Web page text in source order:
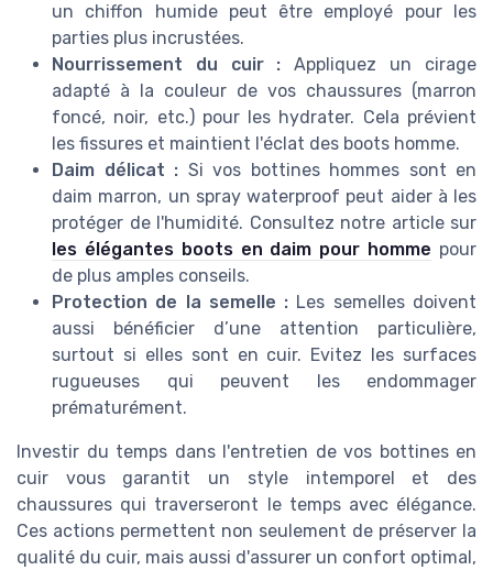
un chiffon humide peut être employé pour les
parties plus incrustées.
Nourrissement du cuir : Appliquez un cirage
adapté à la couleur de vos chaussures (marron
foncé, noir, etc.) pour les hydrater. Cela prévient
les fissures et maintient l'éclat des boots homme.
Daim délicat : Si vos bottines hommes sont en
daim marron, un spray waterproof peut aider à les
protéger de l'humidité. Consultez notre article sur
les élégantes boots en daim pour homme pour
de plus amples conseils.
Protection de la semelle : Les semelles doivent
aussi bénéficier d’une attention particulière,
surtout si elles sont en cuir. Evitez les surfaces
rugueuses qui peuvent les endommager
prématurément.
Investir du temps dans l'entretien de vos bottines en
cuir vous garantit un style intemporel et des
chaussures qui traverseront le temps avec élégance.
Ces actions permettent non seulement de préserver la
qualité du cuir, mais aussi d'assurer un confort optimal,